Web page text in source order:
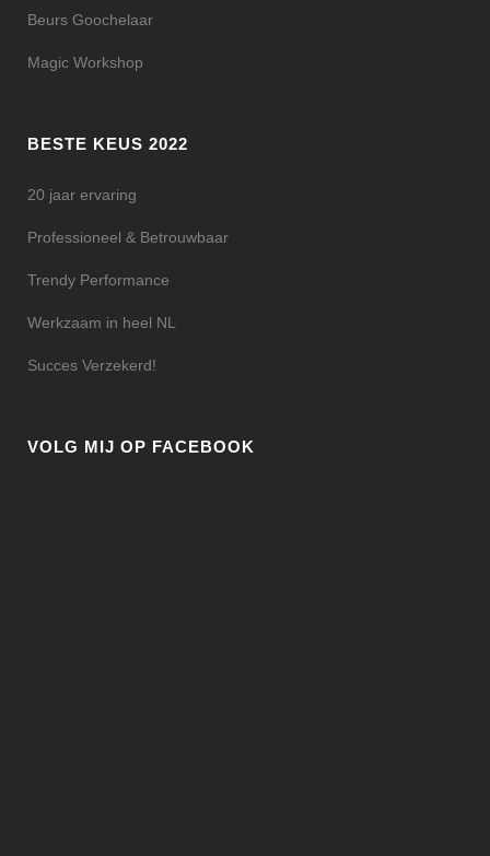
Beurs Goochelaar
Magic Workshop
BESTE KEUS 2022
20 jaar ervaring
Professioneel & Betrouwbaar
Trendy Performance
Werkzaam in heel NL
Succes Verzekerd!
VOLG MIJ OP FACEBOOK